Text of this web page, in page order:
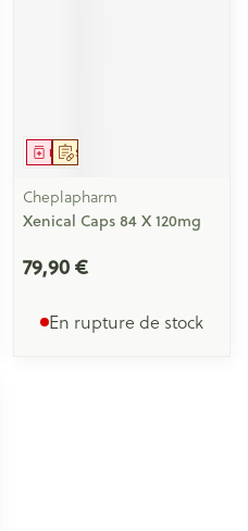
Sur prescription
Médicament
Cheplapharm
Xenical Caps 84 X 120mg
79,90 €
En rupture de stock